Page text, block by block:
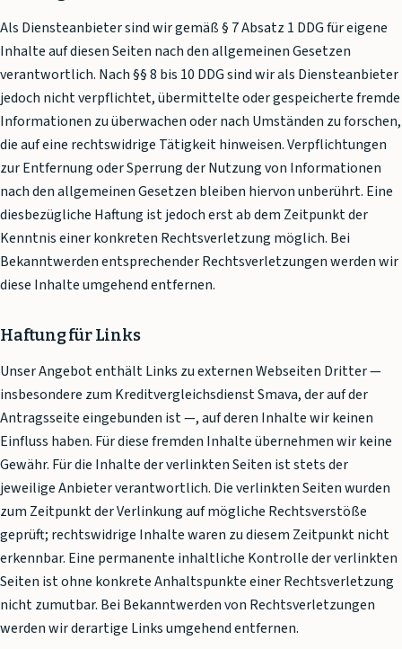
Als Diensteanbieter sind wir gemäß § 7 Absatz 1 DDG für eigene
Inhalte auf diesen Seiten nach den allgemeinen Gesetzen
verantwortlich. Nach §§ 8 bis 10 DDG sind wir als Diensteanbieter
jedoch nicht verpflichtet, übermittelte oder gespeicherte fremde
Informationen zu überwachen oder nach Umständen zu forschen,
die auf eine rechtswidrige Tätigkeit hinweisen. Verpflichtungen
zur Entfernung oder Sperrung der Nutzung von Informationen
nach den allgemeinen Gesetzen bleiben hiervon unberührt. Eine
diesbezügliche Haftung ist jedoch erst ab dem Zeitpunkt der
Kenntnis einer konkreten Rechtsverletzung möglich. Bei
Bekanntwerden entsprechender Rechtsverletzungen werden wir
diese Inhalte umgehend entfernen.
Haftung für Links
Unser Angebot enthält Links zu externen Webseiten Dritter —
insbesondere zum Kreditvergleichsdienst Smava, der auf der
Antragsseite eingebunden ist —, auf deren Inhalte wir keinen
Einfluss haben. Für diese fremden Inhalte übernehmen wir keine
Gewähr. Für die Inhalte der verlinkten Seiten ist stets der
jeweilige Anbieter verantwortlich. Die verlinkten Seiten wurden
zum Zeitpunkt der Verlinkung auf mögliche Rechtsverstöße
geprüft; rechtswidrige Inhalte waren zu diesem Zeitpunkt nicht
erkennbar. Eine permanente inhaltliche Kontrolle der verlinkten
Seiten ist ohne konkrete Anhaltspunkte einer Rechtsverletzung
nicht zumutbar. Bei Bekanntwerden von Rechtsverletzungen
werden wir derartige Links umgehend entfernen.